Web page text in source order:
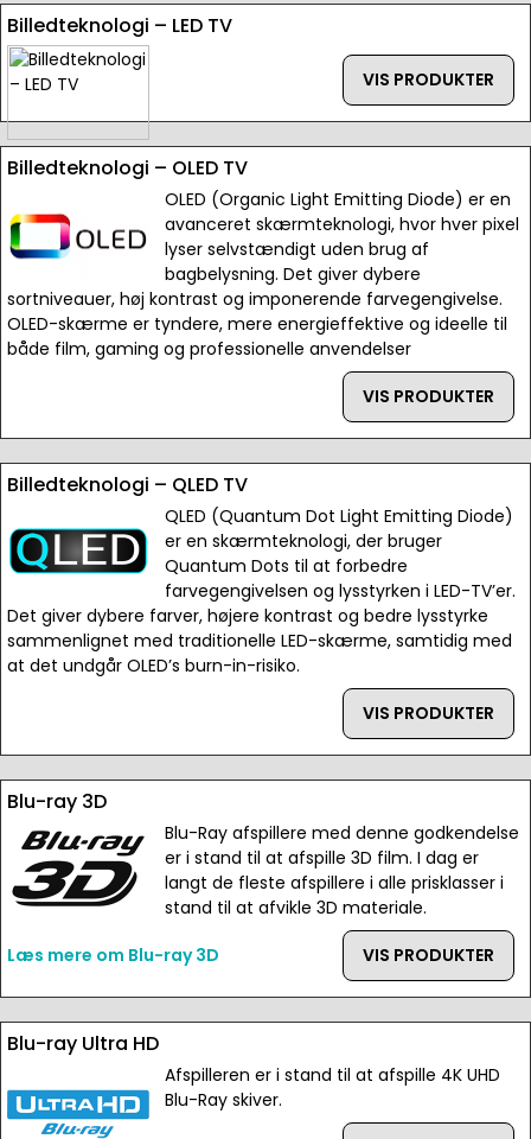
Billedteknologi – LED TV
VIS PRODUKTER
Billedteknologi – OLED TV
OLED (Organic Light Emitting Diode) er en
avanceret skærmteknologi, hvor hver pixel
lyser selvstændigt uden brug af
bagbelysning. Det giver dybere
sortniveauer, høj kontrast og imponerende farvegengivelse.
OLED-skærme er tyndere, mere energieffektive og ideelle til
både film, gaming og professionelle anvendelser
VIS PRODUKTER
Billedteknologi – QLED TV
QLED (Quantum Dot Light Emitting Diode)
er en skærmteknologi, der bruger
Quantum Dots til at forbedre
farvegengivelsen og lysstyrken i LED-TV’er.
Det giver dybere farver, højere kontrast og bedre lysstyrke
sammenlignet med traditionelle LED-skærme, samtidig med
at det undgår OLED’s burn-in-risiko.
VIS PRODUKTER
Blu-ray 3D
Blu-Ray afspillere med denne godkendelse
er i stand til at afspille 3D film. I dag er
langt de fleste afspillere i alle prisklasser i
stand til at afvikle 3D materiale.
Læs mere om Blu-ray 3D
VIS PRODUKTER
Blu-ray Ultra HD
Afspilleren er i stand til at afspille 4K UHD
Blu-Ray skiver.